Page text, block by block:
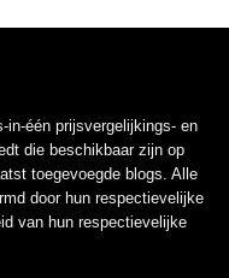
in-één prijsvergelijkings- en
die beschikbaar zijn op
toegevoegde blogs. Alle
door hun respectievelijke
van hun respectievelijke